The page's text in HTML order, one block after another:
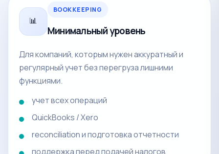
📊
BOOKKEEPING
Минимальный уровень
Для компаний, которым нужен аккуратный и
регулярный учет без перегруза лишними
функциями.
учет всех операций
QuickBooks / Xero
reconciliation и подготовка отчетности
поддержка перед подачей налогов